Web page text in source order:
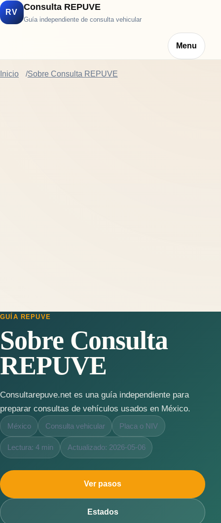
RV
Consulta REPUVE
Guía independiente de consulta vehicular
Menu
Inicio Sobre Consulta REPUVE
GUÍA REPUVE
Sobre Consulta
REPUVE
Consultarepuve.net es una guía independiente para
preparar consultas de vehículos usados en México.
México Consulta vehicular Placa o NIV
Lectura: 4 min Actualizado: 2026-05-06
Ver pasos
Estados